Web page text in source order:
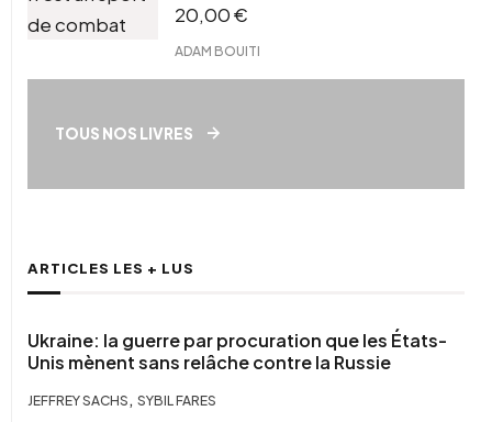
20,00€
ADAM BOUITI
TOUS NOS LIVRES
ARTICLES LES + LUS
Ukraine: la guerre par procuration que les États-
Unis mènent sans relâche contre la Russie
JEFFREY SACHS , SYBIL FARES